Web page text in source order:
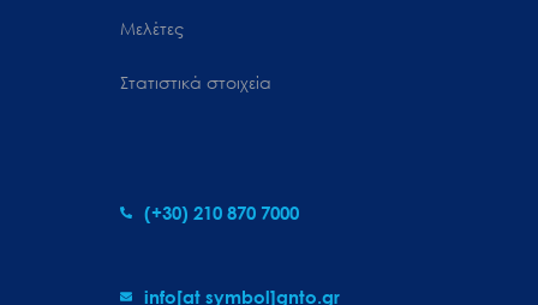
Μελέτες
Στατιστικά στοιχεία
(+30) 210 870 7000
info[at symbol]gnto.gr